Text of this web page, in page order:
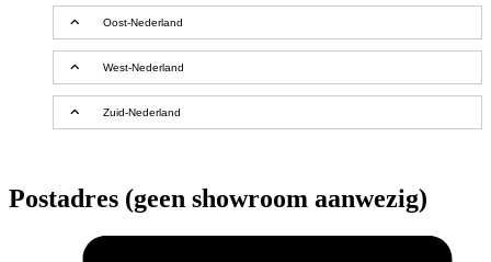
Oost-Nederland
West-Nederland
Zuid-Nederland
Postadres (geen showroom aanwezig)